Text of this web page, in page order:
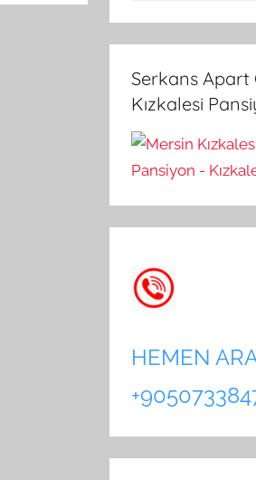
a
m
a
:
Serkans Apart
Kızkalesi
HEMEN